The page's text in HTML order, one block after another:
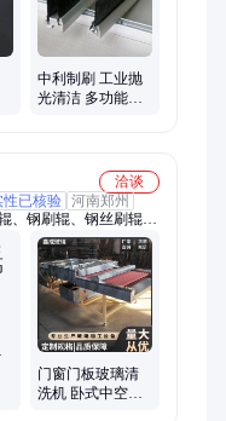
中利制刷 工业抛
光清洁 多功能密
洽谈
性已核验 河南郑州
、钢刷辊、钢丝刷辊、
、清洗烘干机、海绵吸
龙座、圆形钢丝辊、玻
、硅胶辊、光轴、钢化
门窗门板玻璃清
洗机 卧式中空玻